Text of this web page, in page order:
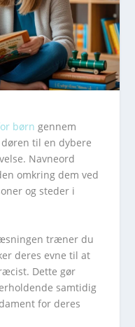
børn gennem
til en dybere
Navneord
omkring dem ved
og steder i
træner du
deres evne til at
Dette gør
samtidig
for deres